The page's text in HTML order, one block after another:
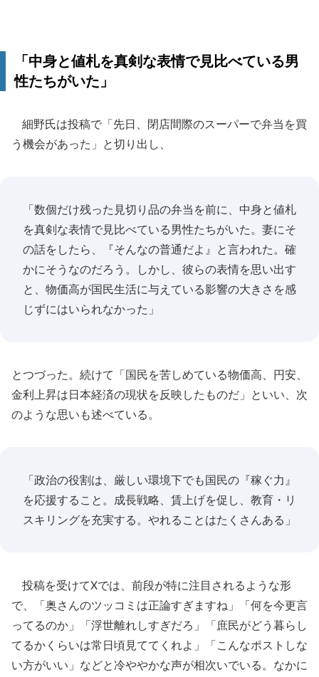
「中身と値札を真剣な表情で見比べている男
性たちがいた」
細野氏は投稿で「先日、閉店間際のスーパーで弁当を買
う機会があった」と切り出し、
「数個だけ残った見切り品の弁当を前に、中身と値札
を真剣な表情で見比べている男性たちがいた。妻にそ
の話をしたら、『そんなの普通だよ』と言われた。確
かにそうなのだろう。しかし、彼らの表情を思い出す
と、物価高が国民生活に与えている影響の大きさを感
じずにはいられなかった」
とつづった。続けて「国民を苦しめている物価高、円安、
金利上昇は日本経済の現状を反映したものだ」といい、次
のような思いも述べている。
「政治の役割は、厳しい環境下でも国民の『稼ぐ力』
を応援すること。成長戦略、賃上げを促し、教育・リ
スキリングを充実する。やれることはたくさんある」
投稿を受けてXでは、前段が特に注目されるような形
で、「奥さんのツッコミは正論すぎますね」「何を今更言
ってるのか」「浮世離れしすぎだろ」「庶民がどう暮らし
てるかくらいは常日頃見ててくれよ」「こんなポストしな
い方がいい」などと冷ややかな声が相次いでいる。なかに